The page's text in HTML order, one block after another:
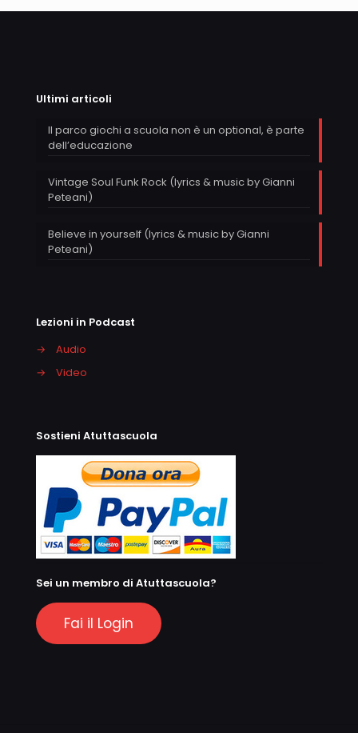
Ultimi articoli
Il parco giochi a scuola non è un optional, è parte
dell’educazione
Vintage Soul Funk Rock (lyrics & music by Gianni
Peteani)
Believe in yourself (lyrics & music by Gianni
Peteani)
Lezioni in Podcast
→
Audio
→
Video
Sostieni Atuttascuola
Sei un membro di Atuttascuola?
Fai il Login